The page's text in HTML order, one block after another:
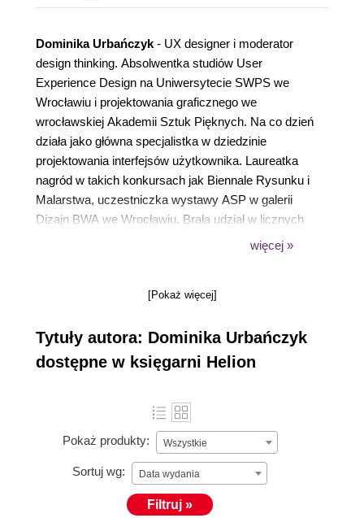
Dominika Urbańczyk - UX designer i moderator
design thinking. Absolwentka studiów User
Experience Design na Uniwersytecie SWPS we
Wrocławiu i projektowania graficznego we
wrocławskiej Akademii Sztuk Pięknych. Na co dzień
działa jako główna specjalistka w dziedzinie
projektowania interfejsów użytkownika. Laureatka
nagród w takich konkursach jak Biennale Rysunku i
Malarstwa, uczestniczka wystawy ASP w galerii
Dizajn BWA we Wrocławiu. Brała udział w licznych
warsztatach design thinking (między innymi Google,
Uważa, że dobrze zaprojektowany produkt powinien
użyteczny. Uwielbia znakomite wzornictwo połowy
ubiegłego wieku - otacza się nim w życiu
codziennym - i stare klasyczne samochody.
więcej »
[Pokaż więcej]
Tytuły autora: Dominika Urbańczyk
dostępne w księgarni Helion
Pokaż produkty: Wszystkie
Sortuj wg: Data wydania
Filtruj »